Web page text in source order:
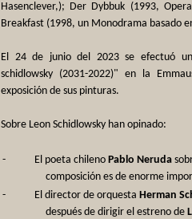
Hasenclever,); Der Dybbuk (1993,
Breakfast (1998, un Monodrama basado
El 24 de junio del 2023 se efectuó
schidlowsky (2031-2022)" en la
exposición de sus pinturas.
Sobre Leon Schidlowsky han opinado:
- El poeta chileno Pablo Neruda
composición es de enorme
-
El director de orquesta Herman
después de dirigir el estreno de